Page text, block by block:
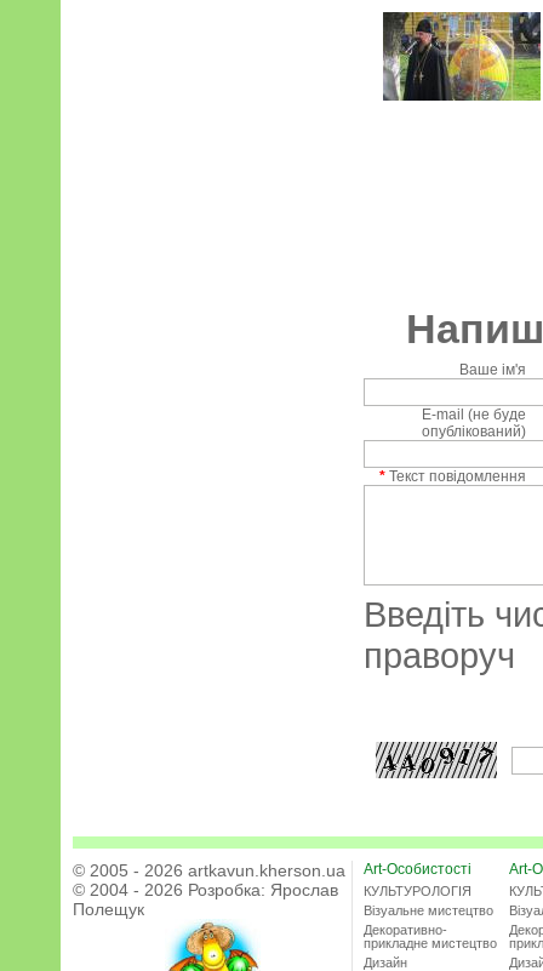
Ваше ім'я
E-mail (не буде
опублікований)
* Текст повідомлення
Введіть
праворуч
© 2005 - 2026 artkavun.kherson.ua
© 2004 - 2026 Розробка: Ярослав
Полещук
Art-Особистості
КУЛЬТУРОЛОГІЯ
Візуальне мистецтво
Декоративно-
прикладне мистецтво
Дизайн
Art-